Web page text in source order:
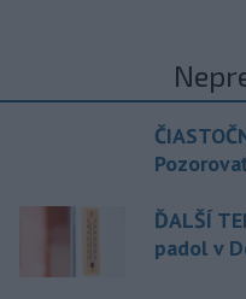
ĎALŠÍ
padol v